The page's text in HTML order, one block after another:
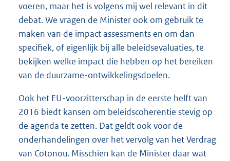
voeren, maar het is volgens mij wel relevant in dit
debat. We vragen de Minister ook om gebruik te
maken van de impact assessments en om dan
specifiek, of eigenlijk bij alle beleidsevaluaties, te
bekijken welke impact die hebben op het bereiken
van de duurzame-ontwikkelingsdoelen.
Ook het EU-voorzitterschap in de eerste helft van
2016 biedt kansen om beleidscoherentie stevig op
de agenda te zetten. Dat geldt ook voor de
onderhandelingen over het vervolg van het Verdrag
van Cotonou. Misschien kan de Minister daar wat